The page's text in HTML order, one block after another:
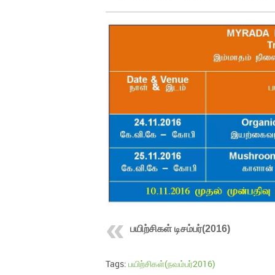
பயிற்சிகள் டிசம்பர்(2016)
Tags: பயிற்சிகள்(நவம்பர்2016)